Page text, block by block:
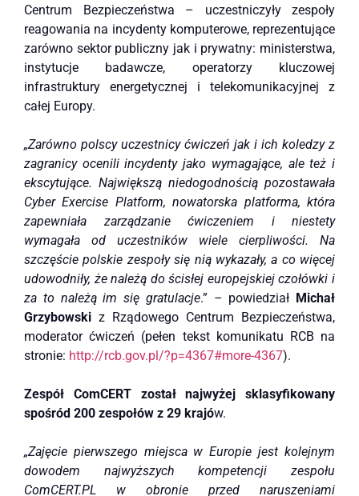
Centrum Bezpieczeństwa – uczestniczyły zespoły
reagowania na incydenty komputerowe, reprezentujące
zarówno sektor publiczny jak i prywatny: ministerstwa,
instytucje badawcze, operatorzy kluczowej
infrastruktury energetycznej i telekomunikacyjnej z
całej Europy.
„Zarówno polscy uczestnicy ćwiczeń jak i ich koledzy z
zagranicy ocenili incydenty jako wymagające, ale też i
ekscytujące. Największą niedogodnością pozostawała
Cyber Exercise Platform, nowatorska platforma, która
zapewniała zarządzanie ćwiczeniem i niestety
wymagała od uczestników wiele cierpliwości. Na
szczęście polskie zespoły się nią wykazały, a co więcej
udowodniły, że należą do ścisłej europejskiej czołówki i
za to należą im się gratulacje.” – powiedział Michał
Grzybowski z Rządowego Centrum Bezpieczeństwa,
moderator ćwiczeń (pełen tekst komunikatu RCB na
stronie: http://rcb.gov.pl/?p=4367#more-4367).
Zespół ComCERT został najwyżej sklasyfikowany
spośród 200 zespołów z 29 krajów.
„Zajęcie pierwszego miejsca w Europie jest kolejnym
dowodem najwyższych kompetencji zespołu
ComCERT.PL w obronie przed naruszeniami